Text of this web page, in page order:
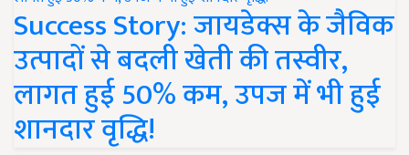
Success Story: जायडेक्स के जैविक
उत्पादों से बदली खेती की तस्वीर,
लागत हुई 50% कम, उपज में भी हुई
शानदार वृद्धि!